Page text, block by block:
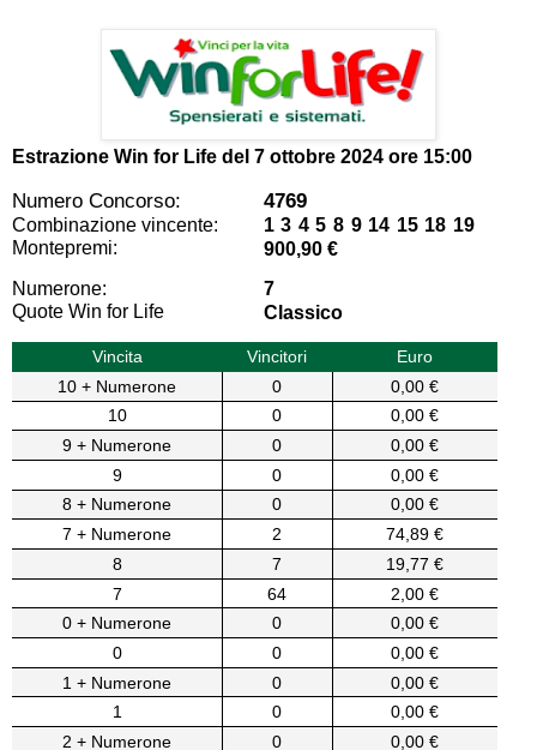
Estrazione Win for Life del 7 ottobre 2024 ore 15:00
Numero Concorso: 4769
Combinazione vincente:
1 3 4 5 8 9 14 15 18 19
Montepremi:
900,90 €
Numerone:
7
Quote Win for Life
Classico
Vincita Vincitori
Euro
10 + Numerone
0
0,00 €
10
0
0,00 €
9 + Numerone
0
0,00 €
9
0
0,00 €
8 + Numerone
0
0,00 €
7 + Numerone
2
74,89 €
8
7
19,77 €
7
64
2,00 €
0 + Numerone
0
0,00 €
0
0
0,00 €
1 + Numerone
0
0,00 €
1
0
0,00 €
2 + Numerone
0
0,00 €